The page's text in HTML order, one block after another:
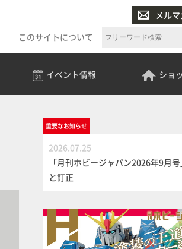
メル
このサイトについて
イベント情報 ショ
重要なお知らせ
2026.07.25
「月刊ホビージャパン2026年9月
と訂正